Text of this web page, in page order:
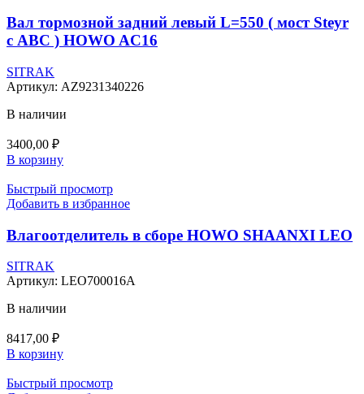
Вал тормозной задний левый L=550 ( мост Steyr
с АВС ) HOWO AC16
SITRAK
Артикул: AZ9231340226
В наличии
3400,00 ₽
В корзину
Быстрый просмотр
Добавить в избранное
Влагоотделитель в сборе HOWO SHAANXI LEO
SITRAK
Артикул: LEO700016A
В наличии
8417,00 ₽
В корзину
Быстрый просмотр